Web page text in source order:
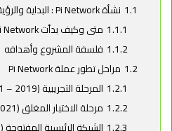
1.1 نشأة Pi Network : البداية والرؤية
1.1.1 متى وكيف بدأت Pi Network ؟
1.1.2 فلسفة المشروع وأهدافه
1.2 مراحل تطور عملة Pi Network
1.2.1 المرحلة التجريبية (2019 – 2021)
1.2.2 مرحلة الاختبار المغلق (2021 – 2023)